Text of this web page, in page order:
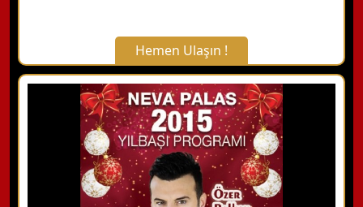
Hemen Ulaşın !
X Kapat
WhatsApp ile Bilgi Alın
Hemen Arayın